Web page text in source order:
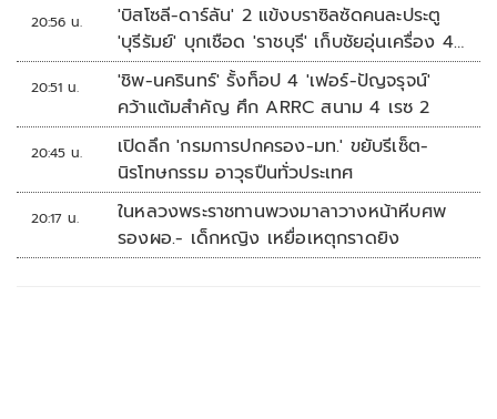
20:56 น.
'บิสโซลี-ดาร์ลัน' 2 แข้งบราซิลซัดคนละประตู
'บุรีรัมย์' บุกเชือด 'ราชบุรี' เก็บชัยอุ่นเครื่อง 4
นัดรวด
20:51 น.
'ชิพ-นครินทร์' รั้งท็อป 4 'เฟอร์-ปัญจรุจน์'
คว้าแต้มสำคัญ ศึก ARRC สนาม 4 เรซ 2
20:45 น.
เปิดลึก 'กรมการปกครอง-มท.' ขยับรีเซ็ต-
นิรโทษกรรม อาวุธปืนทั่วประเทศ
20:17 น.
ในหลวงพระราชทานพวงมาลาวางหน้าหีบศพ
รองผอ.- เด็กหญิง เหยื่อเหตุกราดยิง